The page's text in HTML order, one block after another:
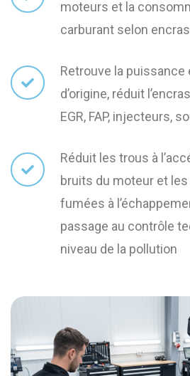
moteurs et la
carburant selon
Retrouve la puissance
d’origine, réduit
EGR, FAP, injecteurs,
Réduit les trous à
bruits du moteur et
fumées à
passage au contrôle
niveau de la pollution